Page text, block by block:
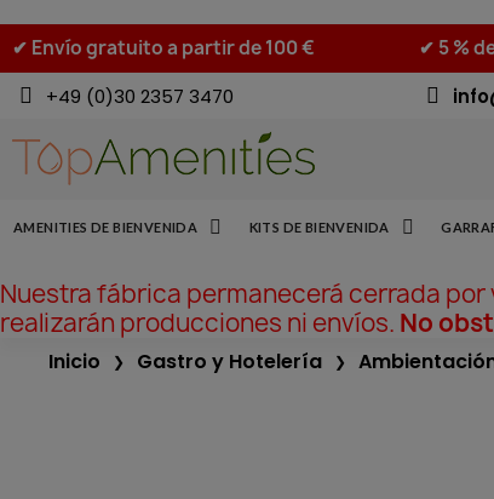
✔ Envío gratuito a partir de 100 € ✔ 5 %
+49 (0)30 2357 3470
AMENITIES DE BIENVENIDA KITS DE BIENVENIDA
Nuestra fábrica permanecerá cerrada
realizarán producciones ni envíos. No
Inicio Gastro y Hotelería